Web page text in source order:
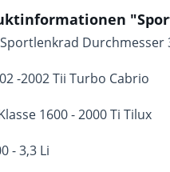
-2002 Tii Turbo Cabrio
1600 - 2000 Ti Tilux
- 3,3 Li